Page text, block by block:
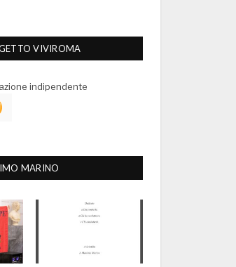
VIVIROMA
indipendente
MARINO